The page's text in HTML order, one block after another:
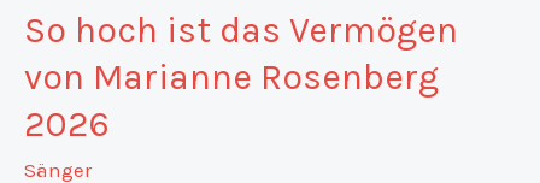
So hoch ist das Vermögen
von Marianne Rosenberg
2026
Sänger